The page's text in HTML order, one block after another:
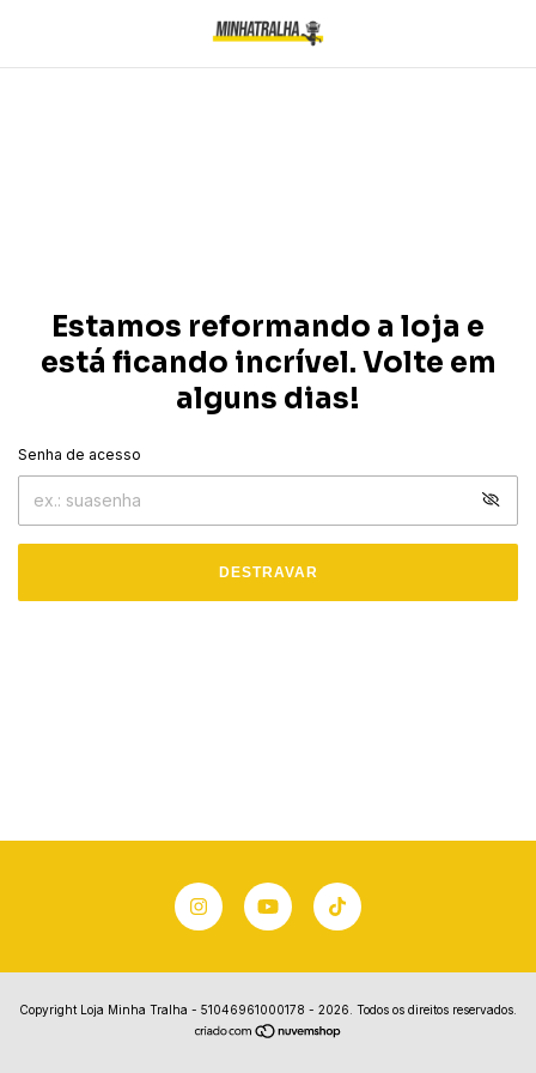
Estamos reformando a loja e
está ficando incrível. Volte em
alguns dias!
Senha de acesso
DESTRAVAR
Copyright Loja Minha Tralha - 51046961000178 - 2026. Todos os direitos reservados.